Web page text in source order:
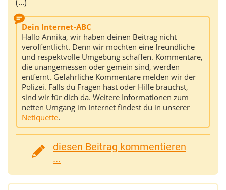
(...)
Dein Internet-ABC
Hallo Annika, wir haben deinen Beitrag nicht
veröffentlicht. Denn wir möchten eine freundliche
und respektvolle Umgebung schaffen. Kommentare,
die unangemessen oder gemein sind, werden
entfernt. Gefährliche Kommentare melden wir der
Polizei. Falls du Fragen hast oder Hilfe brauchst,
sind wir für dich da. Weitere Informationen zum
netten Umgang im Internet findest du in unserer
Netiquette.
diesen Beitrag kommentieren
...